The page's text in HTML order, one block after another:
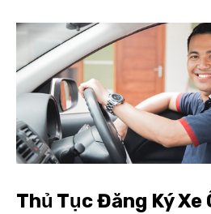
Thủ Tục Đăng Ký Xe